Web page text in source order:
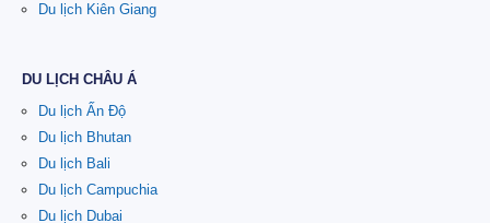
Du lịch Kiên Giang
DU LỊCH CHÂU Á
Du lịch Ấn Độ
Du lịch Bhutan
Du lịch Bali
Du lịch Campuchia
Du lịch Dubai